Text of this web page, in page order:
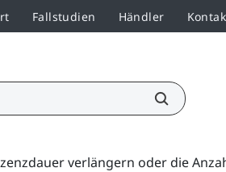
Fallstudien Händler
verlängern oder die